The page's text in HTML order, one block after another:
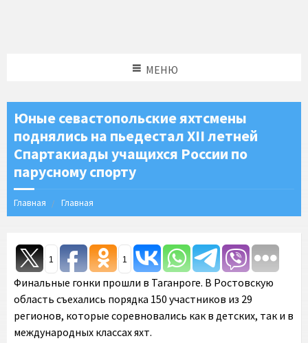
МЕНЮ
Юные севастопольские яхтсмены
поднялись на пьедестал XII летней
Спартакиады учащихся России по
парусному спорту
Главная Главная
1 1
Финальные гонки прошли в Таганроге. В Ростовскую
область съехались порядка 150 участников из 29
регионов, которые соревновались как в детских, так и в
международных классах яхт.